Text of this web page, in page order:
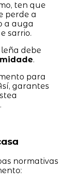
ten que
perde a
a auga
sarrio.
debe
.
para
garantes
normativas